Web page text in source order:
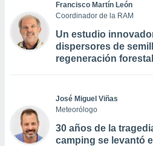
Francisco Martín León
Coordinador de la RAM
Un estudio
dispersores de
regeneración forestal
José Miguel Viñas
Meteorólogo
30 años de la
camping se levantó